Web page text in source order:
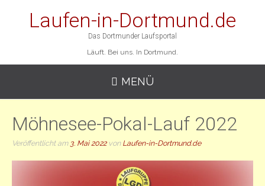
Laufen-in-Dortmund.de
Das Dortmunder Laufsportal
Läuft. Bei uns. In Dortmund.
MENÜ
Möhnesee-Pokal-Lauf 2022
Veröffentlicht am 3. Mai 2022von Laufen-in-Dortmund.de